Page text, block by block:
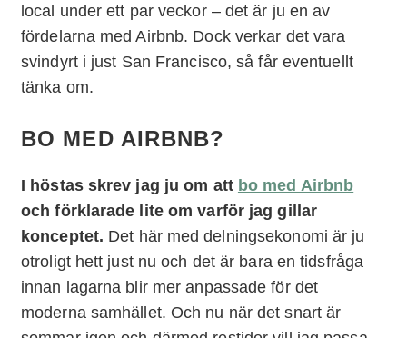
local under ett par veckor – det är ju en av
fördelarna med Airbnb. Dock verkar det vara
svindyrt i just San Francisco, så får eventuellt
tänka om.
BO MED AIRBNB?
I höstas skrev jag ju om att bo med Airbnb
och förklarade lite om varför jag gillar
konceptet. Det här med delningsekonomi är ju
otroligt hett just nu och det är bara en tidsfråga
innan lagarna blir mer anpassade för det
moderna samhället. Och nu när det snart är